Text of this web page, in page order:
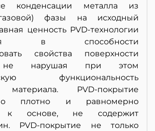
конденсации металла из
фазы на исходный
ценность PVD-технологии
в способности
свойства поверхности
не нарушая при этом
функциональность
материала. PVD-покрытие
плотно и равномерно
к основе, не содержит
PVD-покрытие не только